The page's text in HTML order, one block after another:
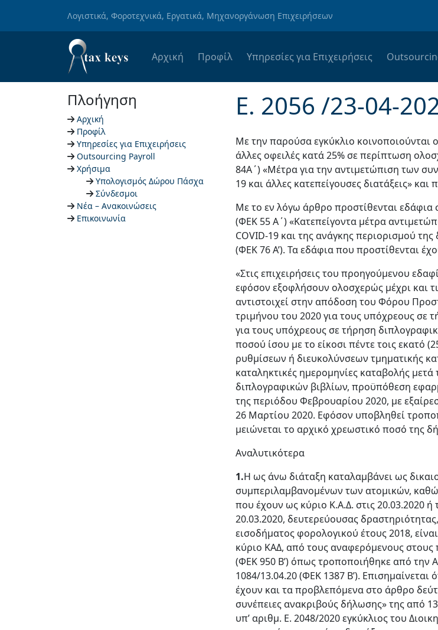
Λογιστικά, Φοροτεχνικά, Εργατικά, Μηχανοργάνωση Επιχειρήσεων
Αρχική Προφίλ Υπηρεσίες για Επιχειρήσεις
Πλοήγηση
Αρχική
Προφίλ
Υπηρεσίες για Επιχειρήσεις
Outsourcing Payroll
Χρήσιμα
Υπολογισμός Δώρου Πάσχα
Σύνδεσμοι
Νέα – Ανακοινώσεις
Επικοινωνία
Ε. 2056 /23-04-
Με την παρούσα εγκύκλιο κοινοποιούνται
άλλες οφειλές κατά 25% σε περίπτωση
84Α΄) «Μέτρα για την αντιμετώπιση των
19 και άλλες κατεπείγουσες διατάξεις»
Με το εν λόγω άρθρο προστίθενται
(ΦΕΚ 55 Α΄) «Κατεπείγοντα μέτρα
COVID-19 και της ανάγκης περιορισμού
(ΦΕΚ 76 Α’). Τα εδάφια που προστίθενται
«Στις επιχειρήσεις του προηγούμενου
εφόσον εξοφλήσουν ολοσχερώς μέχρι και
αντιστοιχεί στην απόδοση του Φόρου
τριμήνου του 2020 για τους υπόχρεους σε
για τους υπόχρεους σε τήρηση
ποσού ίσου με το είκοσι πέντε τοις εκατό
ρυθμίσεων ή διευκολύνσεων τμηματικής
καταληκτικές ημερομηνίες καταβολής
διπλογραφικών βιβλίων, προϋπόθεση
της περιόδου Φεβρουαρίου 2020, με
26 Μαρτίου 2020. Εφόσον υποβληθεί
μειώνεται το αρχικό χρεωστικό ποσό της
Αναλυτικότερα
1.Η ως άνω διάταξη καταλαμβάνει ως
συμπεριλαμβανομένων των ατομικών,
που έχουν ως κύριο Κ.Α.Δ. στις 20.03.2020
20.03.2020, δευτερεύουσας
εισοδήματος φορολογικού έτους 2018,
κύριο ΚΑΔ, από τους αναφερόμενους στους
(ΦΕΚ 950 Β’) όπως τροποποιήθηκε από την
1084/13.04.20 (ΦΕΚ 1387 Β’).
έχουν και τα προβλεπόμενα στο άρθρο
συνέπειες ανακριβούς δήλωσης» της από
υπ’ αριθμ. Ε. 2048/2020 εγκύκλιος του